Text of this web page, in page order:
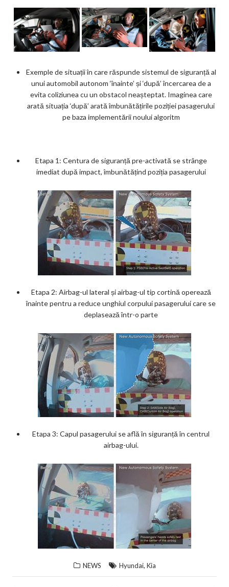
Exemple de situații în care răspunde sistemul de siguranță al
unui automobil autonom ‘înainte’ și ‘după’ încercarea de a
evita coliziunea cu un obstacol neașteptat. Imaginea care
arată situația ‘după’ arată îmbunătățirile poziției pasagerului
pe baza implementării noului algoritm
Etapa 1: Centura de siguranță pre-activată se strânge
imediat după impact, îmbunătățind poziția pasagerului
Etapa 2: Airbag-ul lateral și airbag-ul tip cortină operează
înainte pentru a reduce unghiul corpului pasagerului care se
deplasează într-o parte
Etapa 3: Capul pasagerului se află în siguranță în centrul
airbag-ului.
NEWS Hyundai, Kia